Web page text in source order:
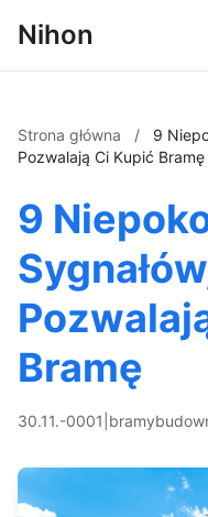
Nihon
Strona główna /
9
Pozwalają Ci Kupić Bramę
9
Bramę
30.11.-0001 bramy